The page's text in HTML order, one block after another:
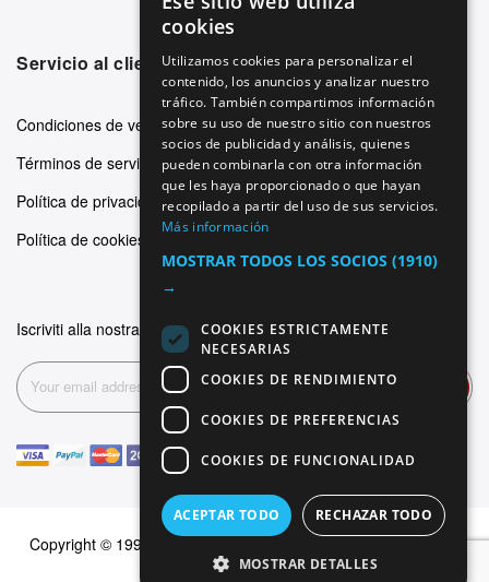
Servicio al cliente
Condiciones de venta
Términos de servicio
Política de privacidad
Política de cookies
Iscriviti alla nostra newsletter
Suscribirse
Copyright © 1999-2026 Dominus Piercing. Todos los derechos
reservados
ITALIAN
SPANISH
FRENCH
cookies
Utilizamos cookies para personalizar el
contenido, los anuncios y analizar nuestro
tráfico. También compartimos información
sobre su uso de nuestro sitio con nuestros
socios de publicidad y análisis, quienes
pueden combinarla con otra información
que les haya proporcionado o que hayan
recopilado a partir del uso de sus servicios.
Más información
MOSTRAR TODOS LOS SOCIOS (1910)
→
COOKIES ESTRICTAMENTE
NECESARIAS
COOKIES DE RENDIMIENTO
COOKIES DE PREFERENCIAS
COOKIES DE FUNCIONALIDAD
ACEPTAR TODO RECHAZAR TODO
MOSTRAR DETALLES